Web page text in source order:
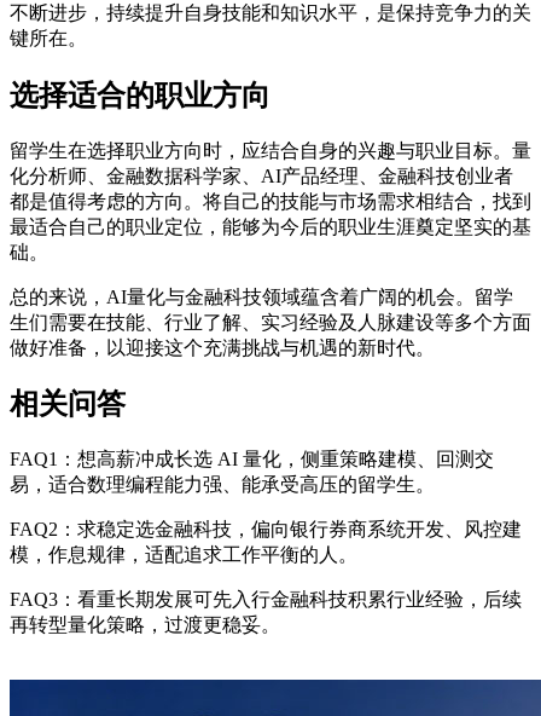
不断进步，持续提升自身技能和知识水平，是保持竞争力的关
键所在。
选择适合的职业方向
留学生在选择职业方向时，应结合自身的兴趣与职业目标。量
化分析师、金融数据科学家、AI产品经理、金融科技创业者
都是值得考虑的方向。将自己的技能与市场需求相结合，找到
最适合自己的职业定位，能够为今后的职业生涯奠定坚实的基
础。
总的来说，AI量化与金融科技领域蕴含着广阔的机会。留学
生们需要在技能、行业了解、实习经验及人脉建设等多个方面
做好准备，以迎接这个充满挑战与机遇的新时代。
相关问答
FAQ1：想高薪冲成长选 AI 量化，侧重策略建模、回测交
易，适合数理编程能力强、能承受高压的留学生。
FAQ2：求稳定选金融科技，偏向银行券商系统开发、风控建
模，作息规律，适配追求工作平衡的人。
FAQ3：看重长期发展可先入行金融科技积累行业经验，后续
再转型量化策略，过渡更稳妥。